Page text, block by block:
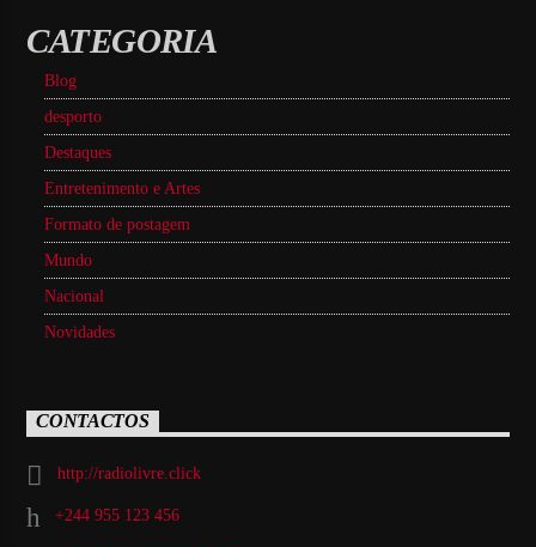
CATEGORIA
Blog
desporto
Destaques
Entretenimento e Artes
Formato de postagem
Mundo
Nacional
Novidades
CONTACTOS
http://radiolivre.click
+244 955 123 456